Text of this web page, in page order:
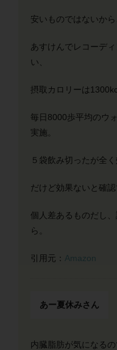
安いものではないか
あすけんでレコーデ
い、
摂取カロリーは
毎日8000歩平均のウ
実施。
５袋飲み切ったが全く
だけど効果ないと確
個人差あるものだし
ら。
引用元： Amazon
あー夏休みさん
内臓脂肪が気になる